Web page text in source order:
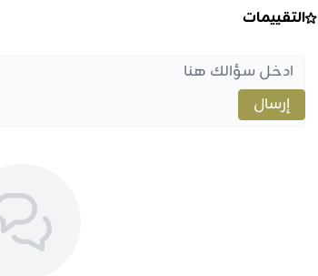
التقييمات
إرسال